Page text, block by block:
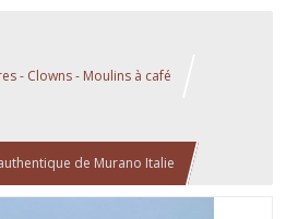
- Clowns - Moulins à café
de Murano Italie